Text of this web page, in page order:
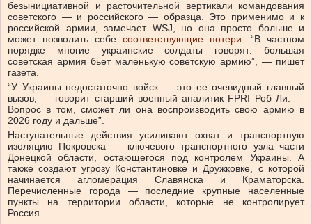
безынициативной и расточительной вертикали командования
советского — и российского — образца. Это применимо и к
российской армии, замечает WSJ, но она просто больше и
может позволить себе соответствующие потери. “В частном
порядке многие украинские солдаты говорят: большая
советская армия бьет маленькую советскую армию”, — пишет
газета.
“У Украины недостаточно войск — это ее очевидный главный
вызов, — говорит старший военный аналитик FPRI Роб Ли. —
Вопрос в том, сможет ли она воспроизводить свою армию в
2026 году и дальше”.
Наступательные действия усиливают охват и транспортную
изоляцию Покровска — ключевого транспортного узла части
Донецкой области, остающегося под контролем Украины. А
также создают угрозу Константиновке и Дружковке, с которой
начинается агломерация Славянска и Краматорска.
Перечисленные города — последние крупные населенные
пункты на территории области, которые не контролирует
Россия.